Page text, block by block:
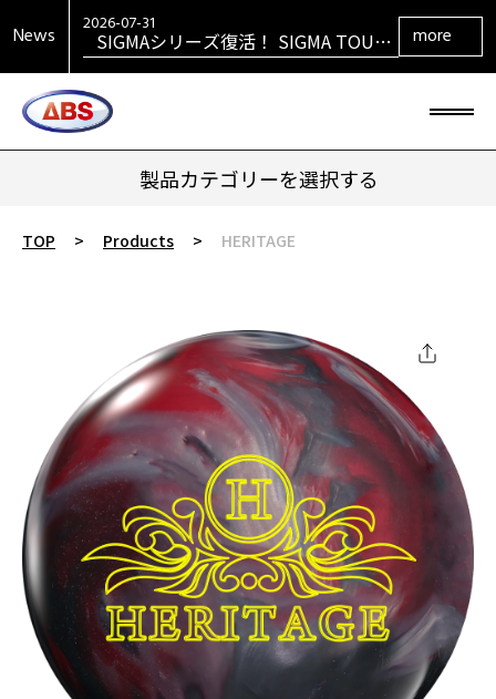
News STRIKER HYBRID発売！
2026-07-31
SIGMAシリーズ復活！ SIGMA TOUR
PEARL発売！
2026-07-29
大岡産業レディース ［THE OPEN] ト
ーナメント 2026 優勝！
2026-06-30
HONEY BADGERシリーズ最新作
HONEY BADGER DARKOUT発売！
more
製品カテゴリーを選択する
TOP > Products > HERITAGE